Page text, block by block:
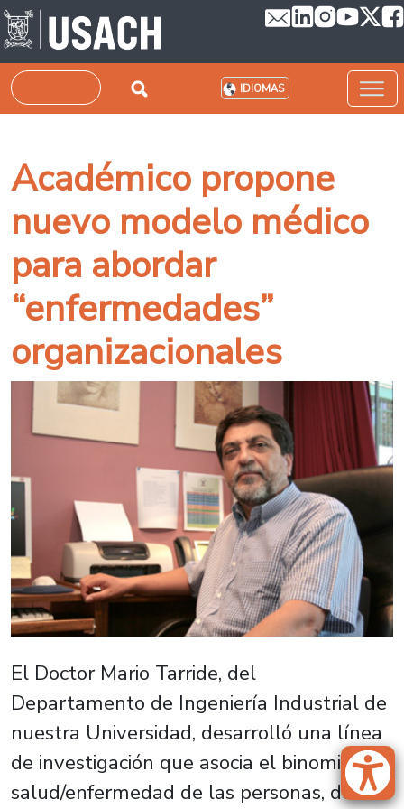
Pasar al contenido principal
Buscar IDIOMAS
Académico propone
nuevo modelo médico
para abordar
“enfermedades”
organizacionales
El Doctor Mario Tarride, del
Departamento de Ingeniería Industrial de
nuestra Universidad, desarrolló una línea
de investigación que asocia el binomio
salud/enfermedad de las personas, desde